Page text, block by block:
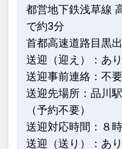
都営地下鉄浅草線
で約3分
首都高速道路目黒
送迎（迎え）：あり
送迎事前連絡：不要
送迎先場所：品
（予約不要）
送迎対応時間：８
送迎（送り）：あり